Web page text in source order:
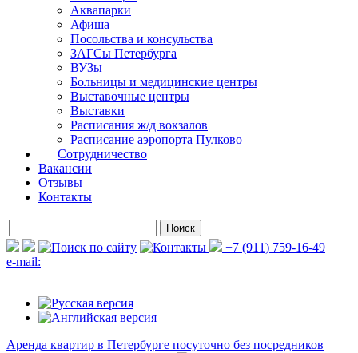
Аквапарки
Афиша
Посольства и консульства
ЗАГСы Петербурга
ВУЗы
Больницы и медицинские центры
Выставочные центры
Выставки
Расписания ж/д вокзалов
Расписание аэропорта Пулково
Сотрудничество
Вакансии
Отзывы
Контакты
+7 (911) 759-16-49
e-mail:
Аренда квартир в Петербурге посуточно без посредников